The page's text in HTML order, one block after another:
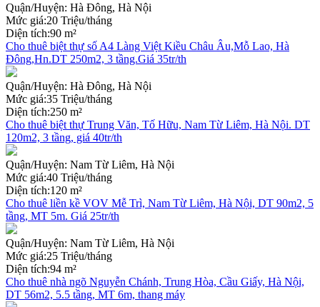
Quận/Huyện: Hà Đông, Hà Nội
Mức giá:20 Triệu/tháng
Diện tích:90 m²
Cho thuê biệt thự số A4 Làng Việt Kiều Châu Âu,Mỗ Lao, Hà
Đông,Hn.DT 250m2, 3 tầng.Giá 35tr/th
Quận/Huyện: Hà Đông, Hà Nội
Mức giá:35 Triệu/tháng
Diện tích:250 m²
Cho thuê biệt thự Trung Văn, Tố Hữu, Nam Từ Liêm, Hà Nội. DT
120m2, 3 tầng, giá 40tr/th
Quận/Huyện: Nam Từ Liêm, Hà Nội
Mức giá:40 Triệu/tháng
Diện tích:120 m²
Cho thuê liền kề VOV Mễ Trì, Nam Từ Liêm, Hà Nội, DT 90m2, 5
tầng, MT 5m. Giá 25tr/th
Quận/Huyện: Nam Từ Liêm, Hà Nội
Mức giá:25 Triệu/tháng
Diện tích:94 m²
Cho thuê nhà ngõ Nguyễn Chánh, Trung Hòa, Cầu Giấy, Hà Nội,
DT 56m2, 5.5 tầng, MT 6m, thang máy